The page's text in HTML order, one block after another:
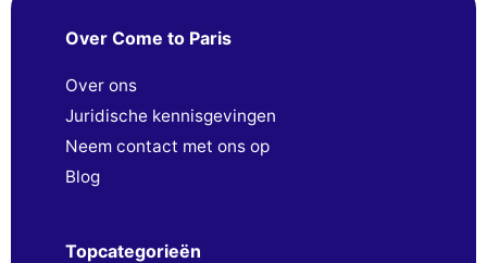
Over Come to Paris
Over ons
Juridische kennisgevingen
Neem contact met ons op
Blog
Topcategorieën